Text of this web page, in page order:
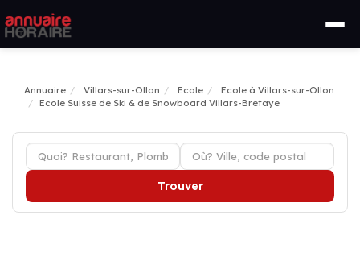
Annuaire Villars-sur-Ollon Ecole
Ecole à Villars-sur-Ollon
Ecole Suisse de Ski & de Snowboard Villars-Bretaye
Trouver